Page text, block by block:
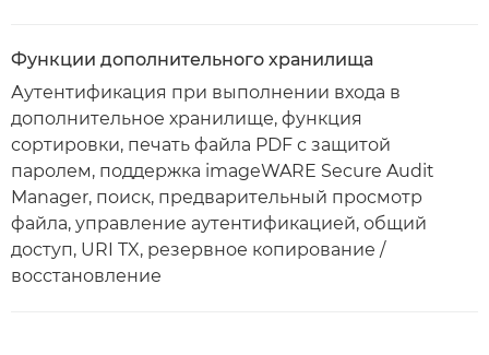
Функции дополнительного хранилища
Аутентификация при выполнении входа в
дополнительное хранилище, функция
сортировки, печать файла PDF с защитой
паролем, поддержка imageWARE Secure Audit
Manager, поиск, предварительный просмотр
файла, управление аутентификацией, общий
доступ, URI TX, резервное копирование /
восстановление